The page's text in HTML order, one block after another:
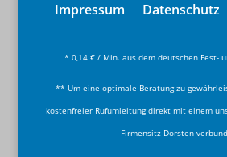
Impressum Datenschutz
* 0,14 € / Min. aus dem deutschen Fest-
** Um eine optimale Beratung zu
kostenfreier Rufumleitung direkt mit einem
Firmensitz Dorsten